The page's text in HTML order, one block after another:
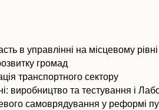
в управлінні на місцевому рівні
громад
транспортного сектору
виробництво та тестування і
самоврядування у реформі